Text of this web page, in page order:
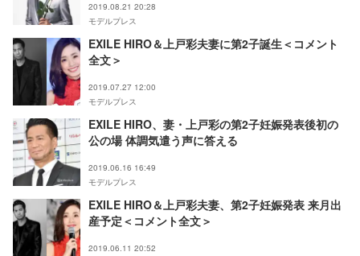
2019.08.21 20:28
モデルプレス
EXILE HIRO＆上戸彩夫妻に第2子誕生＜コメント
全文＞
2019.07.27 12:00
モデルプレス
EXILE HIRO、妻・上戸彩の第2子妊娠発表後初の
公の場 体調気遣う声に答える
2019.06.16 16:49
モデルプレス
EXILE HIRO＆上戸彩夫妻、第2子妊娠発表 来月出
産予定＜コメント全文＞
2019.06.11 20:52